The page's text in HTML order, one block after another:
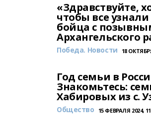
«Здравствуйте,
чтобы все
бойца с
Архангельского
Победа. Новости 18
Год семьи в
Знакомьтесь:
Хабировых из с.
Общество 15 ФЕВРАЛЯ 2024,